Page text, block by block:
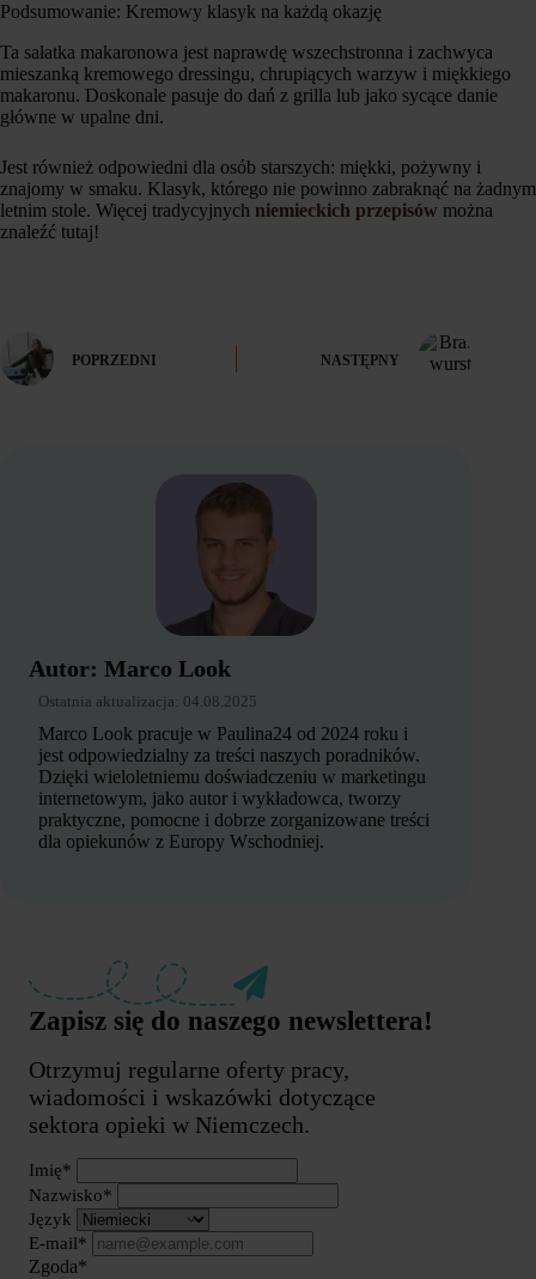
Podsumowanie: Kremowy klasyk na każdą okazję
Ta sałatka makaronowa jest naprawdę wszechstronna i zachwyca
mieszanką kremowego dressingu, chrupiących warzyw i miękkiego
makaronu. Doskonale pasuje do dań z grilla lub jako sycące danie
główne w upalne dni.
Jest również odpowiedni dla osób starszych: miękki, pożywny i
znajomy w smaku. Klasyk, którego nie powinno zabraknąć na żadnym
letnim stole. Więcej tradycyjnych niemieckich przepisów można
znaleźć tutaj!
POPRZEDNI NASTĘPNY
Autor: Marco Look
Ostatnia aktualizacja: 04.08.2025
Marco Look pracuje w Paulina24 od 2024 roku i
jest odpowiedzialny za treści naszych poradników.
Dzięki wieloletniemu doświadczeniu w marketingu
internetowym, jako autor i wykładowca, tworzy
praktyczne, pomocne i dobrze zorganizowane treści
dla opiekunów z Europy Wschodniej.
Zapisz się do naszego newslettera!
Otrzymuj regularne oferty pracy,
wiadomości i wskazówki dotyczące
sektora opieki w Niemczech.
Imię*
Nazwisko*
Język
E-mail*
Zgoda*